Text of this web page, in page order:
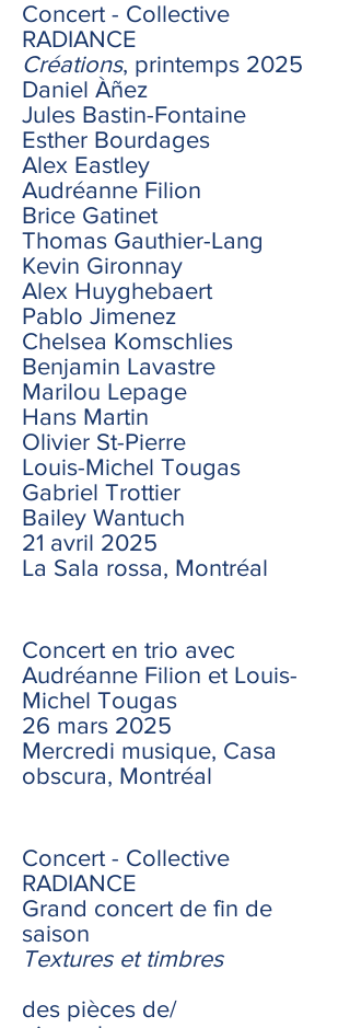
Concert - Collective
RADIANCE
Créations, printemps 2025
Daniel Àñez
Jules Bastin-Fontaine
Esther Bourdages
Alex Eastley
Audréanne Filion
Brice Gatinet
Thomas Gauthier-Lang
Kevin Gironnay
Alex Huyghebaert
Pablo Jimenez
Chelsea Komschlies
Benjamin Lavastre
Marilou Lepage
Hans Martin
Olivier St-Pierre
Louis-Michel Tougas
Gabriel Trottier
Bailey Wantuch
​21 avril 2025
La Sala rossa, Montréal
Concert en trio avec
Audréanne Filion et Louis-
Michel Tougas
26 mars 2025
Mercredi musique, Casa
obscura, Montréal
Concert - Collective
RADIANCE
Grand concert de fin de
saison
Textures et timbres
des pièces de/